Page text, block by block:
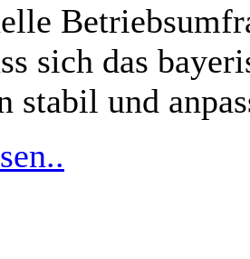
sich das
stabil und